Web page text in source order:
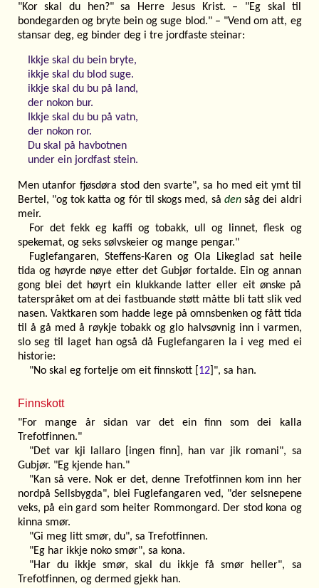
"Kor skal du hen?" sa Herre Jesus Krist. – "Eg skal til
bondegarden og bryte bein og suge blod." – "Vend om att, eg
stansar deg, eg binder deg i tre jordfaste steinar:
Ikkje skal du bein bryte,
ikkje skal du blod suge.
ikkje skal du bu på land,
der nokon bur.
Ikkje skal du bu på vatn,
der nokon ror.
Du skal på havbotnen
under ein jordfast stein.
Men utanfor fjøsdøra stod den svarte", sa ho med eit ymt til
Bertel, "og tok katta og fór til skogs med, så densåg dei aldri
meir.
For det fekk eg kaffi og tobakk, ull og linnet, flesk og
spekemat, og seks sølvskeier og mange pengar."
Fuglefangaren, Steffens-Karen og Ola Likeglad sat heile
tida og høyrde nøye etter det Gubjør fortalde. Ein og annan
gong blei det høyrt ein klukkande latter eller eit ønske på
taterspråket om at dei fastbuande støtt måtte bli tatt slik ved
nasen. Vaktkaren som hadde lege på omnsbenken og fått tida
til å gå med å røykje tobakk og glo halvsøvnig inn i varmen,
slo seg til laget han også då Fuglefangaren la i veg med ei
historie:
"No skal eg fortelje om eit finnskott [ 12]", sa han.
Finnskott
"For mange år sidan var det ein finn som dei kalla
Trefotfinnen."
"Det var kji lallaro [ingen finn], han var jik romani", sa
Gubjør. "Eg kjende han."
"Kan så vere. Nok er det, denne Trefotfinnen kom inn her
nordpå Sellsbygda", blei Fuglefangaren ved, "der selsnepene
veks, på ein gard som heiter Rommongard. Der stod kona og
kinna smør.
"Gi meg litt smør, du", sa Trefotfinnen.
"Eg har ikkje noko smør", sa kona.
"Har du ikkje smør, skal du ikkje få smør heller", sa
Trefotfinnen, og dermed gjekk han.